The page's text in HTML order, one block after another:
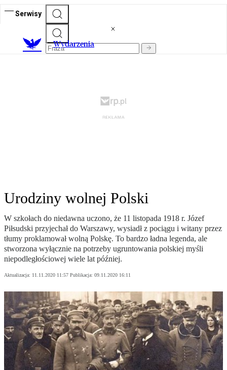
Serwisy
Wydarzenia
Urodziny wolnej Polski
W szkołach do niedawna uczono, że 11 listopada 1918 r. Józef
Piłsudski przyjechał do Warszawy, wysiadł z pociągu i witany przez
tłumy proklamował wolną Polskę. To bardzo ładna legenda, ale
stworzona wyłącznie na potrzeby ugruntowania polskiej myśli
niepodległościowej wiele lat później.
Aktualizacja: 11.11.2020 11:57 Publikacja: 09.11.2020 16:11